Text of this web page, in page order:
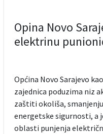
Opina Novo
elektrinu
Općina Novo Sarajevo
zajednica poduzima niz
zaštiti okoliša,
energetske sigurnosti, a
oblasti punjenja